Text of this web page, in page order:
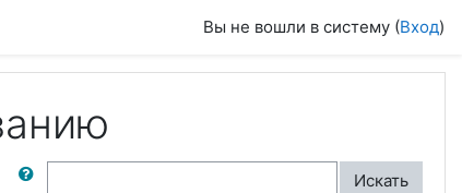
Вы не вошли в систему (Вход)
форумам
Искать